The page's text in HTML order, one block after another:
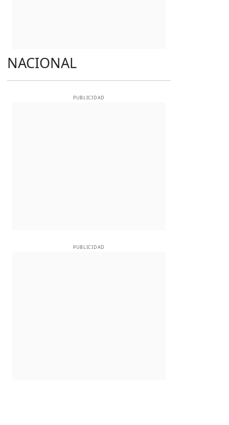
NACIONAL
PUBLICIDAD
PUBLICIDAD